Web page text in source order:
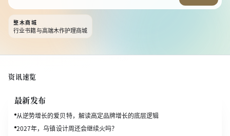
整木商城
行业书籍与高端木作护理商城
资讯速览
最新发布
从逆势增长的爱贝特，解读高定品牌增长的底层逻辑
2027年，乌镇设计周还会继续火吗？